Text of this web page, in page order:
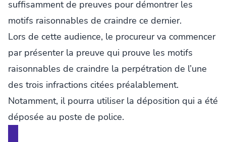
suffisamment de preuves pour démontrer les
motifs raisonnables de craindre ce dernier.
Lors de cette audience, le procureur va commencer
par présenter la preuve qui prouve les motifs
raisonnables de craindre la perpétration de l’une
des trois infractions citées préalablement.
Notamment, il pourra utiliser la déposition qui a été
déposée au poste de police.